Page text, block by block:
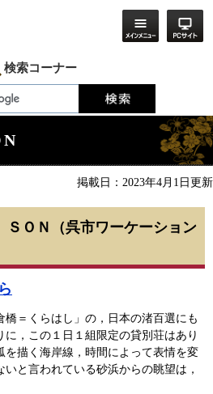
検索コーナー
掲載日：2023年4月1日更新
ＯＮ（呉市ワーケーション
＝くらはし」の，日本の渚百選にも
，この１日１組限定の貸別荘はあり
を描く海岸線，時間によって表情を変
と言われている砂浜からの眺望は，